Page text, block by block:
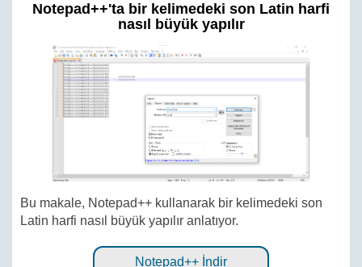
Notepad++'ta bir kelimedeki son Latin harfi
nasıl büyük yapılır
Bu makale, Notepad++ kullanarak bir kelimedeki son
Latin harfi nasıl büyük yapılır anlatıyor.
Notepad++ İndir